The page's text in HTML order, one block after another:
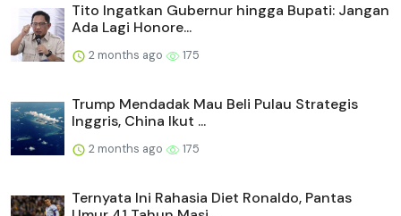
Tito Ingatkan Gubernur hingga Bupati: Jangan
Ada Lagi Honore...
2 months ago 175
Trump Mendadak Mau Beli Pulau Strategis
Inggris, China Ikut ...
2 months ago 175
Ternyata Ini Rahasia Diet Ronaldo, Pantas